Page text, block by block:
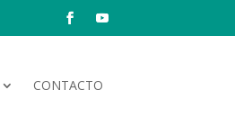
CONTACTO